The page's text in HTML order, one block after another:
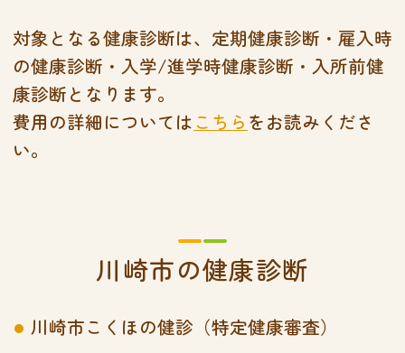
対象となる健康診断は、定期健康診断・雇入時
の健康診断・入学/進学時健康診断・入所前健
康診断となります。
費用の詳細については こちら をお読みくださ
い。
川崎市の健康診断
川崎市こくほの健診（特定健康審査）